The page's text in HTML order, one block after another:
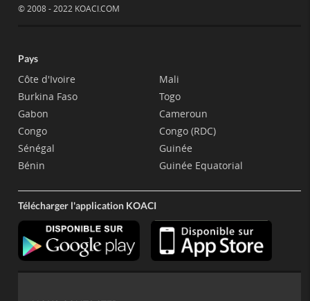
© 2008 - 2022 KOACI.COM
Pays
Côte d'Ivoire
Burkina Faso
Gabon
Congo
Sénégal
Bénin
Mali
Togo
Cameroun
Congo (RDC)
Guinée
Guinée Equatorial
Télécharger l'application KOACI